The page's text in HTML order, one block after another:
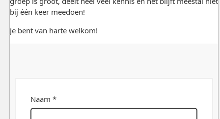
bij één keer meedoen!
Je bent van harte welkom!
Naam *